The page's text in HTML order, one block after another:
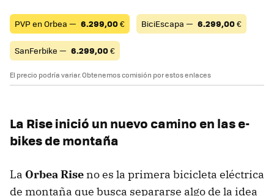
PVP en Orbea — 6.299,00€ BiciEscapa — 6.299,00€
SanFerbike — 6.299,00€
El precio podría variar. Obtenemos comisión por estos enlaces
La Rise inició un nuevo camino en las e-
bikes de montaña
La Orbea Rise no es la primera bicicleta eléctrica
de montaña que busca separarse algo de la idea